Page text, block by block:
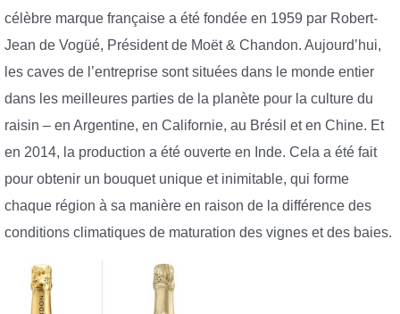
célèbre marque française a été fondée en 1959 par Robert-
Jean de Vogüé, Président de Moët & Chandon. Aujourd’hui,
les caves de l’entreprise sont situées dans le monde entier
dans les meilleures parties de la planète pour la culture du
raisin – en Argentine, en Californie, au Brésil et en Chine. Et
en 2014, la production a été ouverte en Inde. Cela a été fait
pour obtenir un bouquet unique et inimitable, qui forme
chaque région à sa manière en raison de la différence des
conditions climatiques de maturation des vignes et des baies.